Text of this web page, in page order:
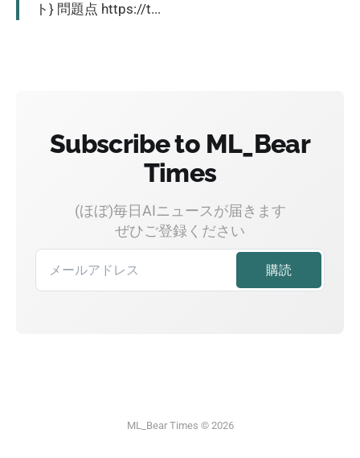
ト} 問題点 https://t...
Subscribe to ML_Bear
Times
(ほぼ)毎日AIニュースが届きます
ぜひご登録ください
ML_Bear Times © 2026